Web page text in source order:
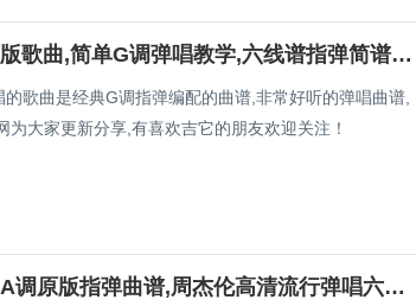
慢慢喜欢你吉他谱,原版歌曲,简单G调弹唱教学,六线谱指弹简谱2张图
歌曲是经典G调指弹编配的曲谱,非常好听的弹唱曲谱,
为大家更新分享,有喜欢吉它的朋友欢迎关注！
断了的弦吉他谱,简单A调原版指弹曲谱,周杰伦高清流行弹唱六线乐谱